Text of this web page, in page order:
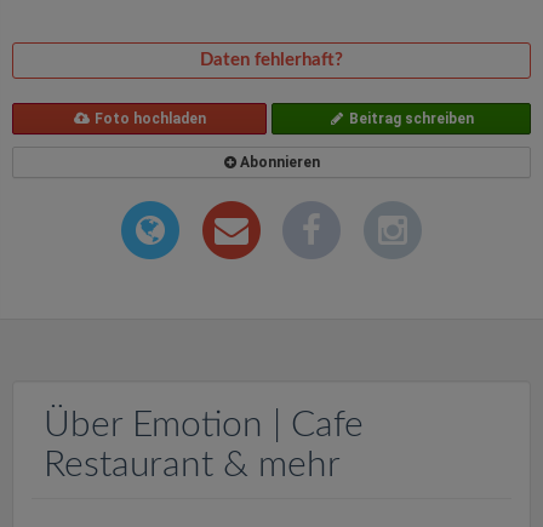
Daten fehlerhaft?
Foto hochladen Beitrag schreiben
Abonnieren
Über Emotion | Cafe
Restaurant & mehr